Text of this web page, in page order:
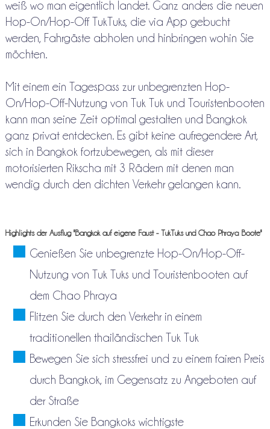
weiß wo man eigentlich landet. Ganz anders die neuen
Hop-On/Hop-Off TukTuks, die via App gebucht
werden, Fahrgäste abholen und hinbringen wohin Sie
möchten.
Mit einem ein Tagespass zur unbegrenzten Hop-
On/Hop-Off-Nutzung von Tuk Tuk und Touristenbooten
kann man seine Zeit optimal gestalten und Bangkok
ganz privat entdecken. Es gibt keine aufregendere Art,
sich in Bangkok fortzubewegen, als mit dieser
motorisierten Rikscha mit 3 Rädern mit denen man
wendig durch den dichten Verkehr gelangen kann.
Highlights der Ausflug "Bangkok auf eigene Faust - TukTuks und Chao Phraya Boote"
Genießen Sie unbegrenzte Hop-On/Hop-Off-
Nutzung von Tuk Tuks und Touristenbooten auf
dem Chao Phraya
Flitzen Sie durch den Verkehr in einem
traditionellen thailändischen Tuk Tuk
Bewegen Sie sich stressfrei und zu einem fairen Preis
durch Bangkok, im Gegensatz zu Angeboten auf
der Straße
Erkunden Sie Bangkoks wichtigste